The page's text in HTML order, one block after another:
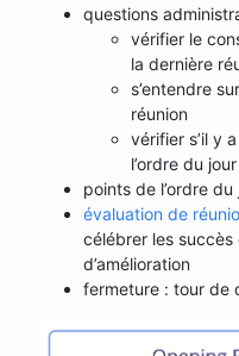
questions
vérifier le
la dernière
s’entendre
réunion
vérifier s’il y
l’ordre du
points de l’ordre du
évaluation de
célébrer les
d’amélioration
fermeture : tour de